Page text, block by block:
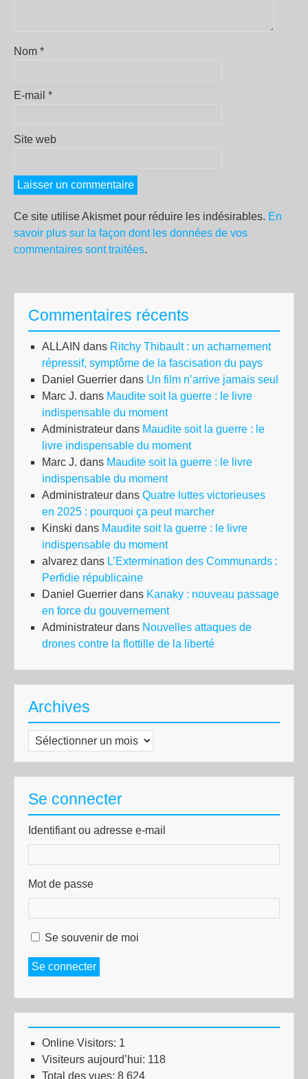
Nom *
E-mail *
Site web
Ce site utilise Akismet pour réduire les indésirables. En
savoir plus sur la façon dont les données de vos
commentaires sont traitées.
Commentaires récents
ALLAIN dans Ritchy Thibault : un acharnement
répressif, symptôme de la fascisation du pays
Daniel Guerrier dans Un film n’arrive jamais seul
Marc J. dans Maudite soit la guerre : le livre
indispensable du moment
Administrateur dans Maudite soit la guerre : le
livre indispensable du moment
Marc J. dans Maudite soit la guerre : le livre
indispensable du moment
Administrateur dans Quatre luttes victorieuses
en 2025 : pourquoi ça peut marcher
Kinski dans Maudite soit la guerre : le livre
indispensable du moment
alvarez dans L’Extermination des Communards :
Perfidie républicaine
Daniel Guerrier dans Kanaky : nouveau passage
en force du gouvernement
Administrateur dans Nouvelles attaques de
drones contre la flottille de la liberté
Archives
Archives
Se connecter
Identifiant ou adresse e-mail
Mot de passe
Se souvenir de moi
Se connecter
Online Visitors: 1
Visiteurs aujourd’hui: 118
Total des vues: 8 624